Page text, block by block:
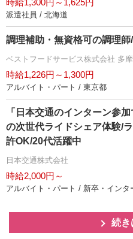
時給1,300円～1,625円
派遣社員 / 北海道
調理補助・無資格可の調理師
ベストフードサービス株式会社 多
時給1,226円～1,300円
アルバイト・パート / 東京都
「日本交通のインターン参
の次世代ライドシェア体験/
許OK/20代活躍中
日本交通株式会社
時給2,000円～
アルバイト・パート / 新卒・インタ
続き